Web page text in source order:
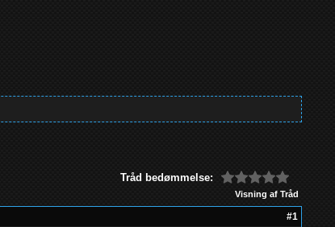
Tråd bedømmelse:
Visning af Tråd
#1